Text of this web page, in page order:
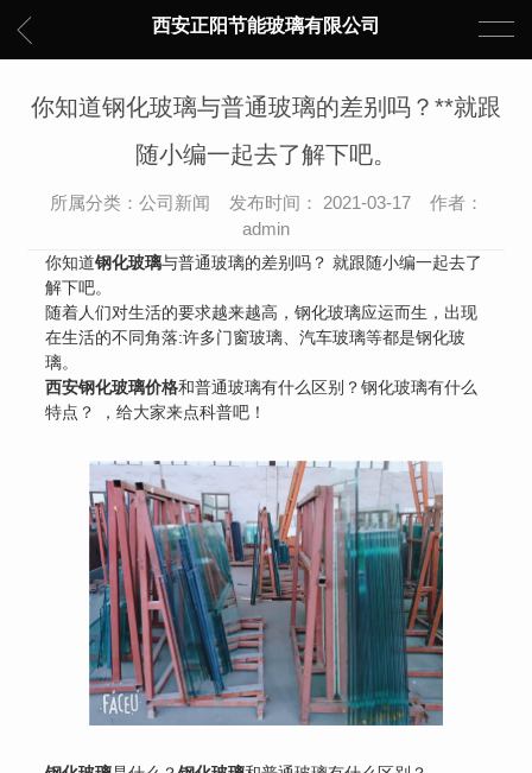
西安正阳节能玻璃有限公司
你知道钢化玻璃与普通玻璃的差别吗？**就跟
随小编一起去了解下吧。
所属分类：公司新闻 发布时间： 2021-03-17 作者：
admin
你知道钢化玻璃与普通玻璃的差别吗？ 就跟随小编一起去了
解下吧。
随着人们对生活的要求越来越高，钢化玻璃应运而生，出现
在生活的不同角落:许多门窗玻璃、汽车玻璃等都是钢化玻
璃。
西安钢化玻璃价格和普通玻璃有什么区别？钢化玻璃有什么
特点？ ，给大家来点科普吧！